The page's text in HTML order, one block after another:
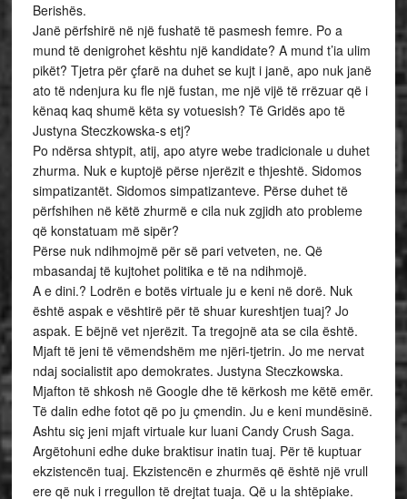
Berishës.
Janë përfshirë në një fushatë të pasmesh femre. Po a
mund të denigrohet kështu një kandidate? A mund t’ia ulim
pikët? Tjetra për çfarë na duhet se kujt i janë, apo nuk janë
ato të ndenjura ku fle një fustan, me një vijë të rrëzuar që i
kënaq kaq shumë këta sy votuesish? Të Gridës apo të
Justyna Steczkowska-s etj?
Po ndërsa shtypit, atij, apo atyre webe tradicionale u duhet
zhurma. Nuk e kuptojë përse njerëzit e thjeshtë. Sidomos
simpatizantët. Sidomos simpatizanteve. Përse duhet të
përfshihen në këtë zhurmë e cila nuk zgjidh ato probleme
që konstatuam më sipër?
Përse nuk ndihmojmë për së pari vetveten, ne. Që
mbasandaj të kujtohet politika e të na ndihmojë.
A e dini.? Lodrën e botës virtuale ju e keni në dorë. Nuk
është aspak e vështirë për të shuar kureshtjen tuaj? Jo
aspak. E bëjnë vet njerëzit. Ta tregojnë ata se cila është.
Mjaft të jeni të vëmendshëm me njëri-tjetrin. Jo me nervat
ndaj socialistit apo demokrates. Justyna Steczkowska.
Mjafton të shkosh në Google dhe të kërkosh me këtë emër.
Të dalin edhe fotot që po ju çmendin. Ju e keni mundësinë.
Ashtu siç jeni mjaft virtuale kur luani Candy Crush Saga.
Argëtohuni edhe duke braktisur inatin tuaj. Për të kuptuar
ekzistencën tuaj. Ekzistencën e zhurmës që është një vrull
ere që nuk i rregullon të drejtat tuaja. Që u la shtëpiake.